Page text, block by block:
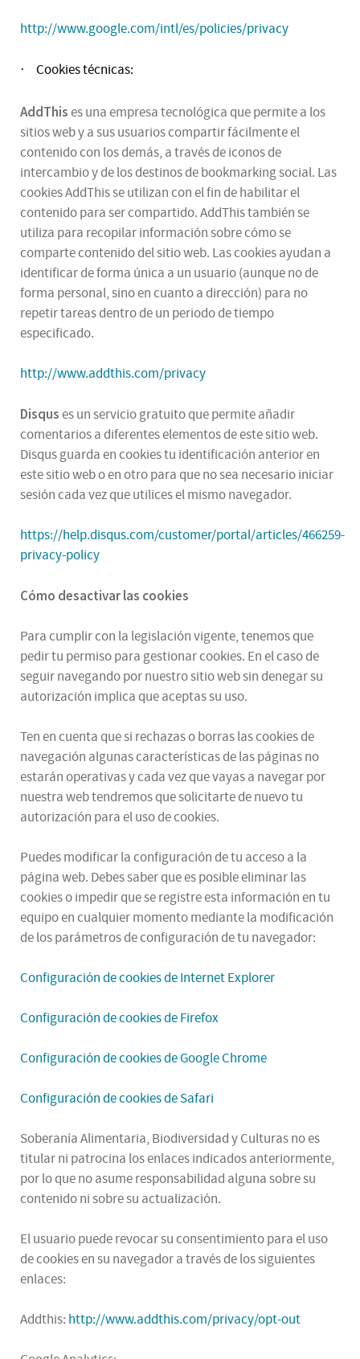
http://www.google.com/intl/es/policies/privacy
· Cookies técnicas:
AddThises una empresa tecnológica que permite a los
sitios web y a sus usuarios compartir fácilmente el
contenido con los demás, a través de iconos de
intercambio y de los destinos de bookmarking social. Las
cookies AddThis se utilizan con el fin de habilitar el
contenido para ser compartido. AddThis también se
utiliza para recopilar información sobre cómo se
comparte contenido del sitio web. Las cookies ayudan a
identificar de forma única a un usuario (aunque no de
forma personal, sino en cuanto a dirección) para no
repetir tareas dentro de un periodo de tiempo
especificado.
http://www.addthis.com/privacy
Disquses un servicio gratuito que permite añadir
comentarios a diferentes elementos de este sitio web.
Disqus guarda en cookies tu identificación anterior en
este sitio web o en otro para que no sea necesario iniciar
sesión cada vez que utilices el mismo navegador.
https://help.disqus.com/customer/portal/articles/466259-
privacy-policy
Cómo desactivar las cookies
Para cumplir con la legislación vigente, tenemos que
pedir tu permiso para gestionar cookies. En el caso de
seguir navegando por nuestro sitio web sin denegar su
autorización implica que aceptas su uso.
Ten en cuenta que si rechazas o borras las cookies de
navegación algunas características de las páginas no
estarán operativas y cada vez que vayas a navegar por
nuestra web tendremos que solicitarte de nuevo tu
autorización para el uso de cookies.
Puedes modificar la configuración de tu acceso a la
página web. Debes saber que es posible eliminar las
cookies o impedir que se registre esta información en tu
equipo en cualquier momento mediante la modificación
de los parámetros de configuración de tu navegador:
Configuración de cookies de Internet Explorer
Configuración de cookies de Firefox
Configuración de cookies de Google Chrome
Configuración de cookies de Safari
Soberanía Alimentaria, Biodiversidad y Culturas no es
titular ni patrocina los enlaces indicados anteriormente,
por lo que no asume responsabilidad alguna sobre su
contenido ni sobre su actualización.
El usuario puede revocar su consentimiento para el uso
de cookies en su navegador a través de los siguientes
enlaces:
Addthis: http://www.addthis.com/privacy/opt-out